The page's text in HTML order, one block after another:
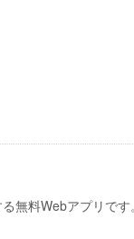
無料Webアプリで